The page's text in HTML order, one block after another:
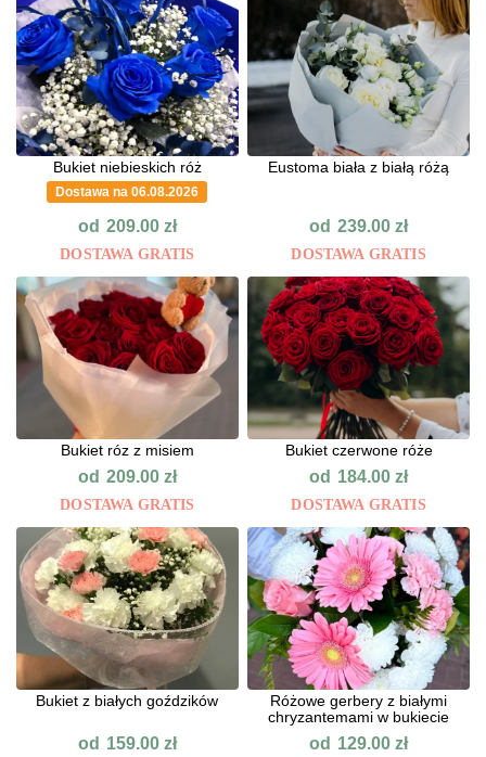
Bukiet niebieskich róż
Dostawa na 06.08.2026
od 209.00 zł
DOSTAWA GRATIS
Eustoma biała z białą różą
od 239.00zł
DOSTAWA GRATIS
Bukiet róz z misiem
od 209.00 zł
DOSTAWA GRATIS
Bukiet czerwone róże
od 184.00zł
DOSTAWA GRATIS
Bukiet z białych goździków
od 159.00 zł
Różowe gerbery z białymi
chryzantemami w bukiecie
od 129.00zł